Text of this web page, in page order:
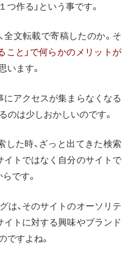
作る」という事です。
全文転載で寄稿したのか。そ
こと」で何らかのメリットが
います。
にアクセスが集まらなくなる
のは少しおかしいのです。
した時、ざっと出てきた検索
イトではなく自分のサイトで
です。
は、そのサイトのオーソリテ
イトに対する興味やブランド
ですよね。